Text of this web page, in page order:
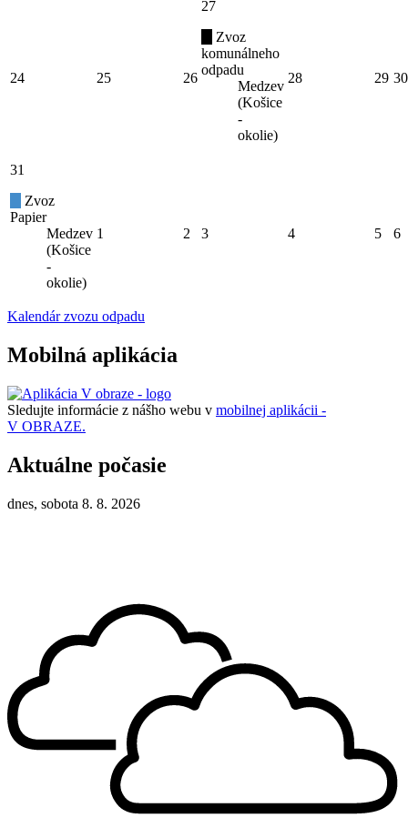
24 25 26
27
Zvoz
komunálneho
odpadu
Medzev
(Košice
-
okolie)
28 29 30
31
Zvoz
Papier
Medzev
(Košice
-
okolie)
1 2 3 4 5 6
Kalendár zvozu odpadu
Mobilná aplikácia
Sledujte informácie z nášho webu v mobilnej aplikácii -
V OBRAZE.
Aktuálne počasie
dnes, sobota 8. 8. 2026